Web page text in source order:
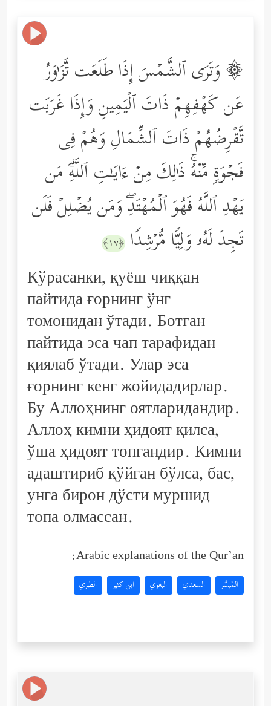
۞ وَتَرَى ٱلشَّمۡسَ إِذَا طَلَعَت تَّزَ ٰ⁠وَرُ
عَن كَهۡفِهِمۡ ذَاتَ ٱلۡیَمِینِ وَإِذَا غَرَبَت
تَّقۡرِضُهُمۡ ذَاتَ ٱلشِّمَالِ وَهُمۡ فِی
فَجۡوَةࣲ مِّنۡهُۚ ذَ ٰ⁠لِكَ مِنۡ ءَایَـٰتِ ٱللَّهِۗ مَن
یَهۡدِ ٱللَّهُ فَهُوَ ٱلۡمُهۡتَدِۖ وَمَن یُضۡلِلۡ فَلَن
تَجِدَ لَهُۥ وَلِیࣰّا مُّرۡشِدࣰا ﴿١٧﴾
Кўрасанки, қуёш чиққан
пайтида ғорнинг ўнг
томонидан ўтади. Ботган
пайтида эса чап тарафидан
қиялаб ўтади. Улар эса
ғорнинг кенг жойидадирлар.
Бу Аллоҳнинг оятларидандир.
Аллоҳ кимни ҳидоят қилса,
ўша ҳидоят топгандир. Кимни
адаштириб қўйган бўлса, бас,
унга бирон дўсти муршид
топа олмассан.
Arabic explanations of the Qur’an:
المُيسَّر السعدي البغوي ابن كثير الطبري